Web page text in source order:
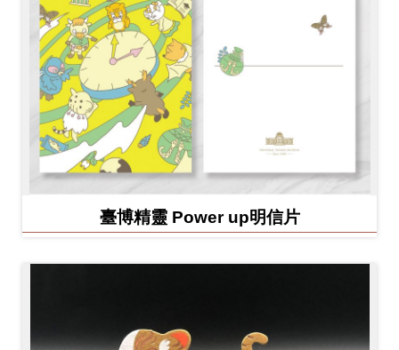
臺博精靈 Power up明信片